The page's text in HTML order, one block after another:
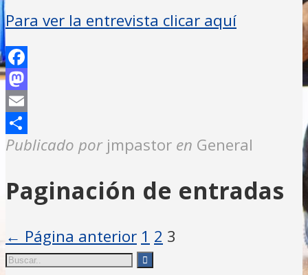
Para ver la entrevista clicar aquí
Facebook
Mastodon
Email
Compartir
Publicado por jmpastor en General
Paginación de entradas
← Página anterior 1 2 3